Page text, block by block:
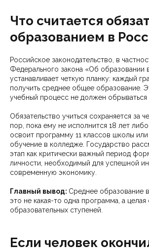
Что считается
образованием в
Российское законодательство, в
Федерального закона «Об образовании
устанавливает четкую планку: каждый
получить среднее общее образование.
учебный процесс не должен обрываться
Обязательство учиться сохраняется за
пор, пока ему не исполнится 18 лет
освоит программу 11 классов школы
обучение в колледже. Государство
этап как критически важный период
личности, необходимый для успешной
современную экономику.
Главный вывод: Среднее образование
это не какая-то одна программа, а целая
образовательных ступеней.
Если человек